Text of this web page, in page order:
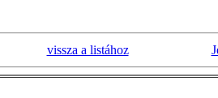
vissza a listához